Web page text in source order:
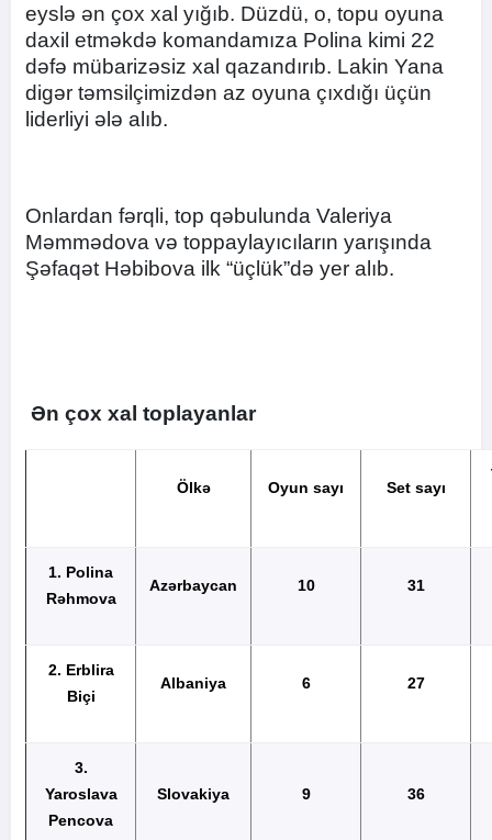
eyslə ən çox xal yığıb. Düzdü, o, topu oyuna
daxil etməkdə komandamıza Polina kimi 22
dəfə mübarizəsiz xal qazandırıb. Lakin Yana
digər təmsilçimizdən az oyuna çıxdığı üçün
liderliyi ələ alıb.
Onlardan fərqli, top qəbulunda Valeriya
Məmmədova və toppaylayıcıların yarışında
Şəfaqət Həbibova ilk “üçlük”də yer alıb.
Ən çox xal toplayanlar
Ölkə Oyun sayı Set sayı
1. Polina
Rəhmova
Azərbaycan 10 31
2. Erblira
Biçi
Albaniya 6 27
3.
Yaroslava
Pencova
Slovakiya 9 36